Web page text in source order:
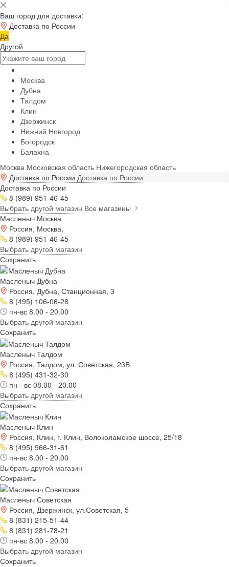
Ваш город для доставки:
Доставка по России
Да
Другой
Москва
Дубна
Талдом
Клин
Дзержинск
Нижний Новгород
Богородск
Балахна
Москва Московская область Нижегородская область
Доставка по России Доставка по России
Доставка по России
8 (989) 951-46-45
Выбрать другой магазин Все магазины
Масленыч Москва
Россия, Москва,
8 (989) 951-46-45
Выбрать другой магазин
Сохранить
Масленыч Дубна
Россия, Дубна, Станционная, 3
8 (495) 106-06-28
пн-вс 8.00 - 20.00
Выбрать другой магазин
Сохранить
Масленыч Талдом
Россия, Талдом, ул. Советская, 23В
8 (495) 431-32-30
пн - вс 08.00 - 20.00
Выбрать другой магазин
Сохранить
Масленыч Клин
Россия, Клин, г. Клин, Волоколамское шоссе, 25/18
8 (495) 966-31-61
пн-вс 8.00 - 20.00
Выбрать другой магазин
Сохранить
Масленыч Советская
Россия, Дзержинск, ул.Советская, 5
8 (831) 215-51-44
8 (831) 281-78-21
пн-вс 8.00 - 20.00
Выбрать другой магазин
Сохранить